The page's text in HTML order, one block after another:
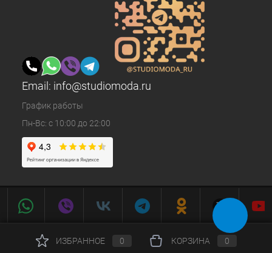
Email: info@studiomoda.ru
График работы
Пн-Вс: с 10:00 до 22:00
ИЗБРАННОЕ 0 КОРЗИНА 0